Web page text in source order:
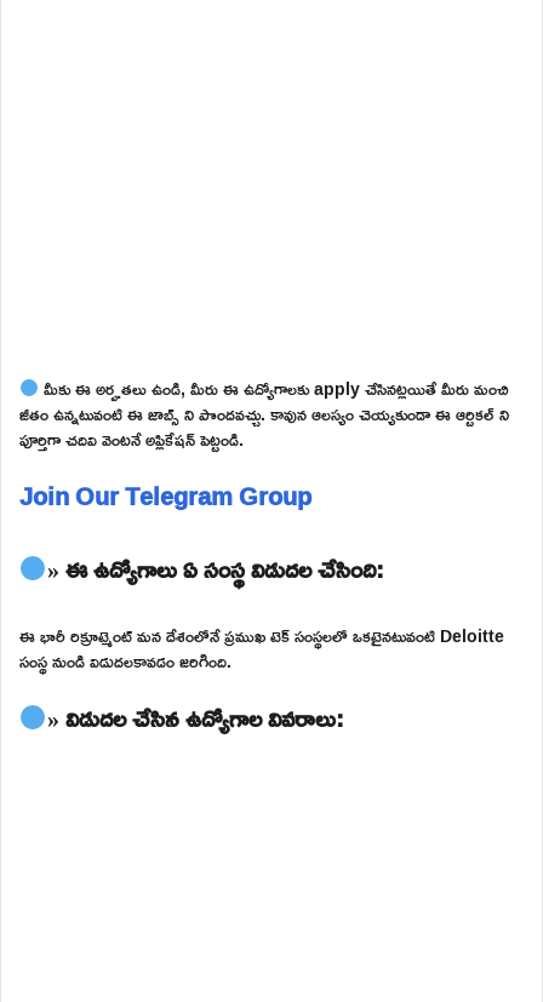
మీకు ఈ అర్హతలు ఉండి, మీరు ఈ ఉద్యోగాలకు apply చేసినట్లయితే మీరు మంచి
జీతం ఉన్నటువంటి ఈ జాబ్స్ ని పొందవచ్చు. కావున ఆలస్యం చెయ్యకుండా ఈ ఆర్టికల్ ని
పూర్తిగా చదివి వెంటనే అప్లికేషన్ పెట్టండి.
Join Our Telegram Group
» ఈ ఉద్యోగాలు ఏ సంస్థ విడుదల చేసింది:
ఈ భారీ రిక్రూట్మెంట్ మన దేశంలోనే ప్రముఖ టెక్ సంస్థలలో ఒకటైనటువంటి Deloitte
సంస్థ నుండి విడుదలకావడం జరిగింది.
» విడుదల చేసిన ఉద్యోగాల వివరాలు: